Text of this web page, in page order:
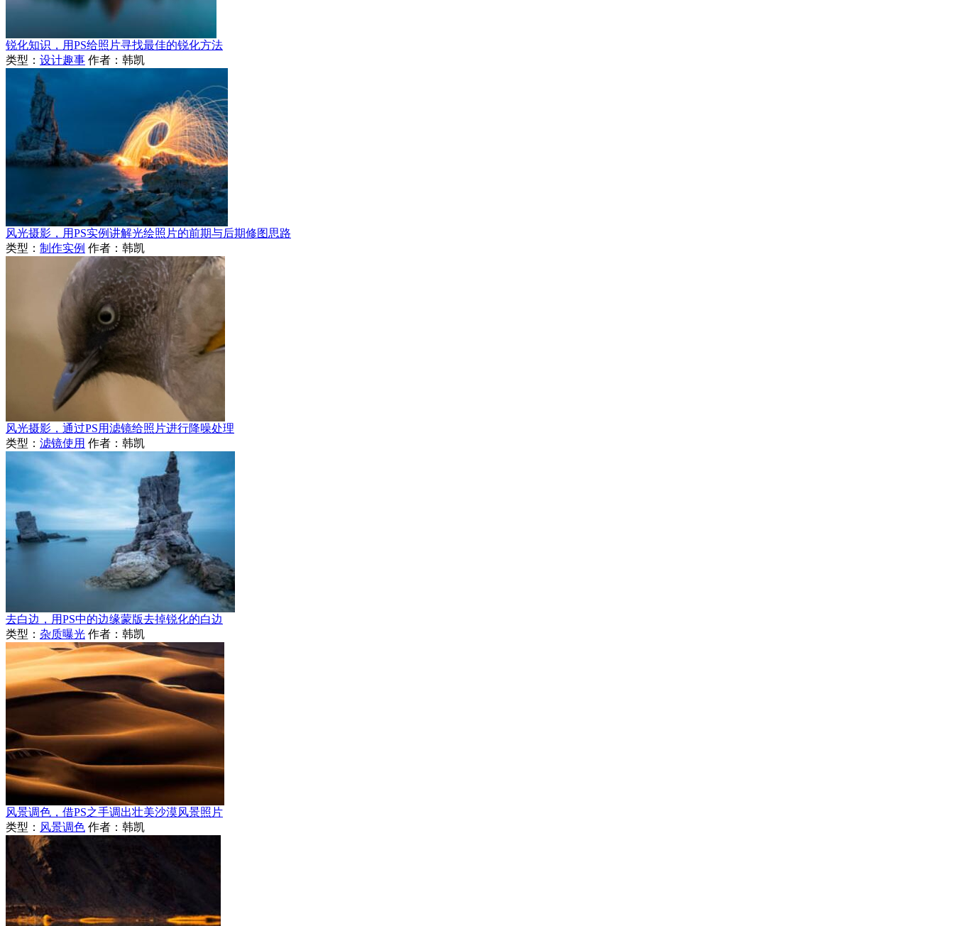
锐化知识，用PS给照片寻找最佳的锐化方法
类型： 设计趣事 作者：韩凯
风光摄影，用PS实例讲解光绘照片的前期与后期修图思路
类型： 制作实例 作者：韩凯
风光摄影，通过PS用滤镜给照片进行降噪处理
类型： 滤镜使用 作者：韩凯
去白边，用PS中的边缘蒙版去掉锐化的白边
类型： 杂质曝光 作者：韩凯
风景调色，借PS之手调出壮美沙漠风景照片
类型： 风景调色 作者：韩凯